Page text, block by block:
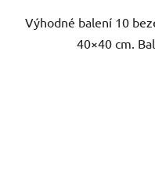
Výhodné balení 10
40×40 cm.